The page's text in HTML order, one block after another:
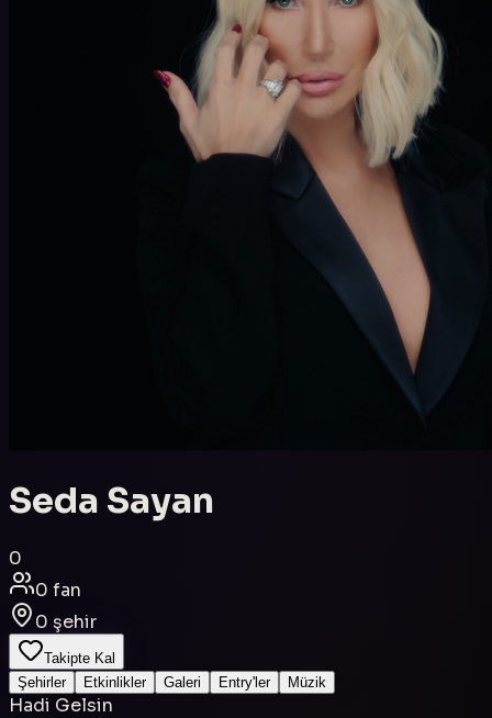
Seda Sayan
0
0 fan
0 şehir
Takipte Kal
Şehirler
Etkinlikler Galeri Entry'ler Müzik
Hadi Gelsin